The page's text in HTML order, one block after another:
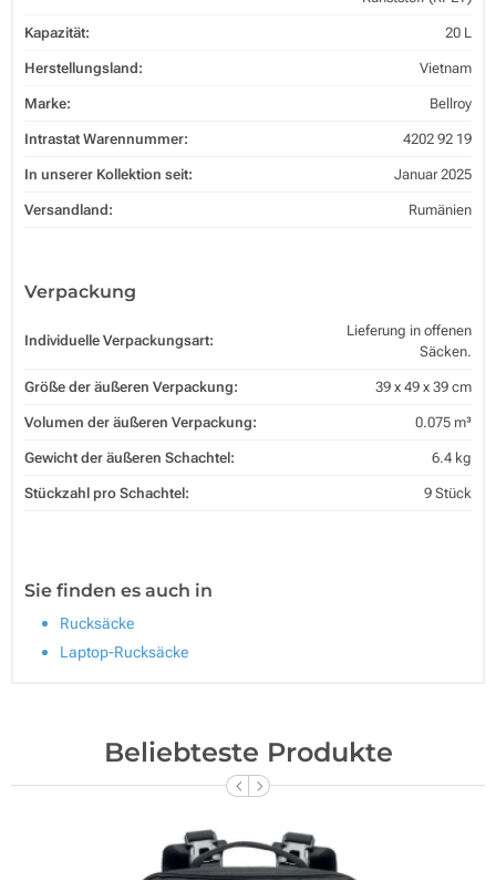
Kapazität: 20 L
Herstellungsland: Vietnam
Marke: Bellroy
Intrastat Warennummer: 4202 92 19
In unserer Kollektion seit: Januar 2025
Versandland: Rumänien
Verpackung
Individuelle Verpackungsart:
Lieferung in offenen
Säcken.
Größe der äußeren Verpackung: 39 x 49 x 39 cm
Volumen der äußeren Verpackung: 0.075 m³
Gewicht der äußeren Schachtel: 6.4 kg
Stückzahl pro Schachtel: 9 Stück
Sie finden es auch in
Rucksäcke
Laptop-Rucksäcke
Beliebteste Produkte